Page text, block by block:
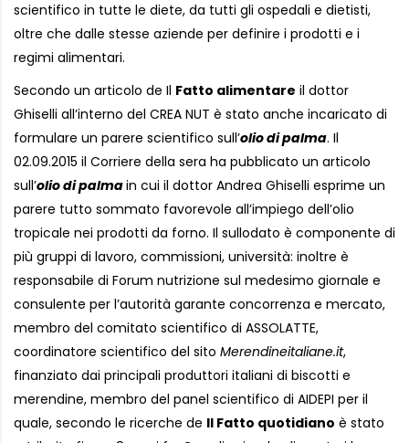
scientifico in tutte le diete, da tutti gli ospedali e dietisti,
oltre che dalle stesse aziende per definire i prodotti e i
regimi alimentari.
Secondo un articolo de Il Fatto alimentare il dottor
Ghiselli all’interno del CREA NUT è stato anche incaricato di
formulare un parere scientifico sull’olio di palma. Il
02.09.2015 il Corriere della sera ha pubblicato un articolo
sull’olio di palmain cui il dottor Andrea Ghiselli esprime un
parere tutto sommato favorevole all’impiego dell’olio
tropicale nei prodotti da forno. Il sullodato è componente di
più gruppi di lavoro, commissioni, università: inoltre è
responsabile di Forum nutrizione sul medesimo giornale e
consulente per l’autorità garante concorrenza e mercato,
membro del comitato scientifico di ASSOLATTE,
coordinatore scientifico del sito Merendineitaliane.it,
finanziato dai principali produttori italiani di biscotti e
merendine, membro del panel scientifico di AIDEPI per il
quale, secondo le ricerche de Il Fatto quotidiano è stato